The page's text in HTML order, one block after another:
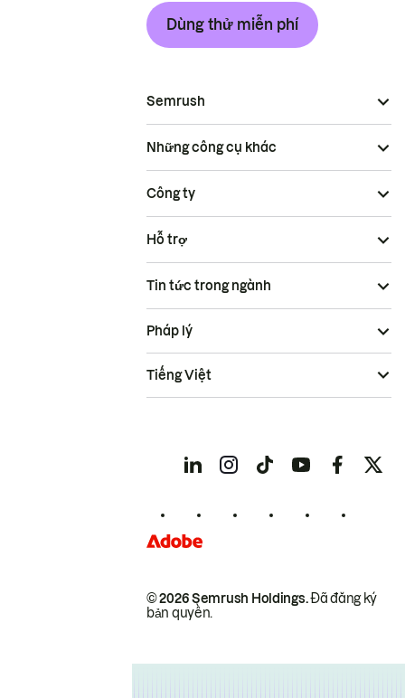
Dùng thử miễn phí
Semrush
Những công cụ khác
Công ty
Hỗ trợ
Tin tức trong ngành
© 2026 Semrush Holdings.Đã đăng ký
bản quyền.
Pháp lý
Tiếng Việt